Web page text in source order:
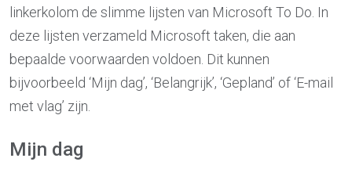
linkerkolom de slimme lijsten van Microsoft To Do. In
deze lijsten verzameld Microsoft taken, die aan
bepaalde voorwaarden voldoen. Dit kunnen
bijvoorbeeld ‘Mijn dag’, ‘Belangrijk’, ‘Gepland’ of ‘E-mail
met vlag’ zijn.
Mijn dag